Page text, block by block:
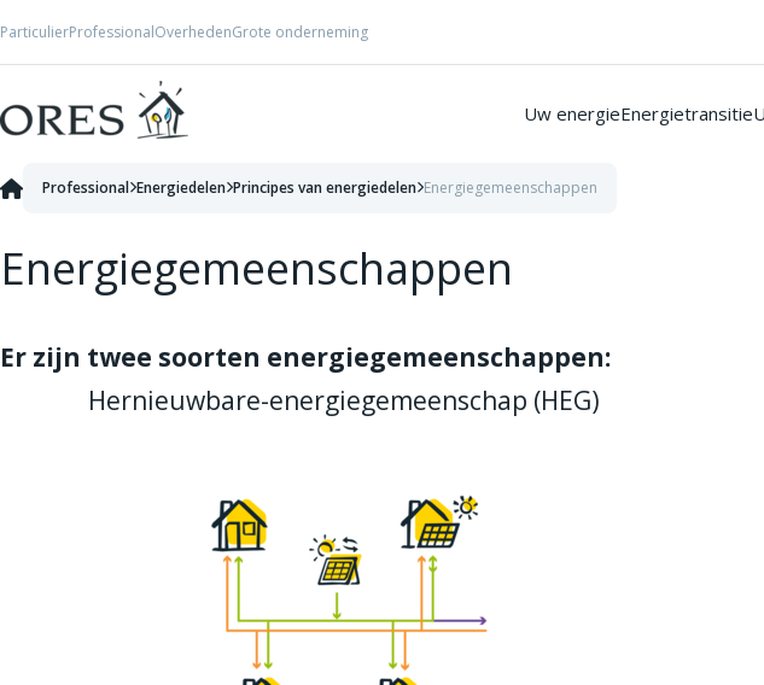
Uw energieEnergietransitie
ParticulierProfessionalOverhedenGrote onderneming
Energiegemeenschappen
Professional Energiedelen Principes van energiedelen Energiegemeenschappen
Er zijn twee soorten energiegemeenschappen:
Hernieuwbare-energiegemeenschap (HEG)